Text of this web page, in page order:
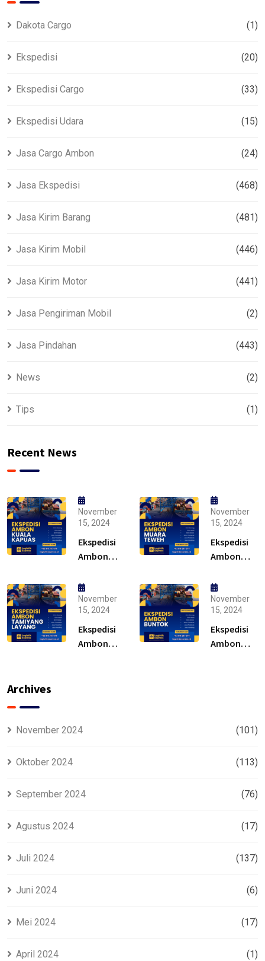
Dakota Cargo (1)
Ekspedisi (20)
Ekspedisi Cargo (33)
Ekspedisi Udara (15)
Jasa Cargo Ambon (24)
Jasa Ekspedisi (468)
Jasa Kirim Barang (481)
Jasa Kirim Mobil (446)
Jasa Kirim Motor (441)
Jasa Pengiriman Mobil (2)
Jasa Pindahan (443)
News (2)
Tips (1)
Recent News
November
15, 2024
Ekspedisi
Ambon
Kapuas –
Solusi
November
15, 2024
Ekspedisi
Ambon
Teweh –
Solusi
November
15, 2024
Ekspedisi
Ambon
November
15, 2024
Ekspedisi
Ambon
Archives
November 2024 (101)
Oktober 2024 (113)
September 2024 (76)
Agustus 2024 (17)
Juli 2024 (137)
Juni 2024 (6)
Mei 2024 (17)
April 2024 (1)